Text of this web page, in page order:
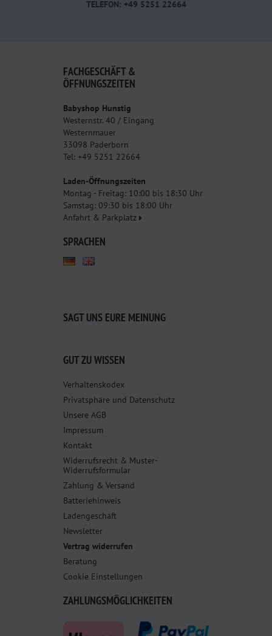
TELEFON: +49 5251 22664
FACHGESCHÄFT &
ÖFFNUNGSZEITEN
Babyshop Hunstig
Westernstr. 40 / Eingang
Westernmauer
33098 Paderborn
Tel: +49 5251 22664
Laden-Öffnungszeiten
Montag - Freitag: 10:00 bis 18:30 Uhr
Samstag: 09:30 bis 18:00 Uhr
Anfahrt & Parkplatz
SPRACHEN
SAGT UNS EURE MEINUNG
GUT ZU WISSEN
Verhaltenskodex
Privatsphäre und Datenschutz
Unsere AGB
Impressum
Kontakt
Widerrufsrecht & Muster-
Widerrufsformular
Zahlung & Versand
Batteriehinweis
Ladengeschäft
Newsletter
Vertrag widerrufen
Beratung
Cookie Einstellungen
ZAHLUNGSMÖGLICHKEITEN